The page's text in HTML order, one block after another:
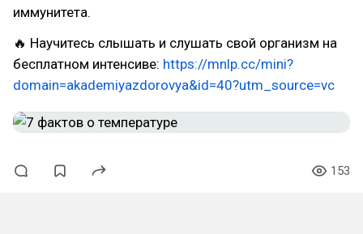
иммунитета.
🔥 Научитесь слышать и слушать свой организм на
бесплатном интенсиве: https://mnlp.cc/mini?
domain=akademiyazdorovya&id=40?utm_source=vc
153